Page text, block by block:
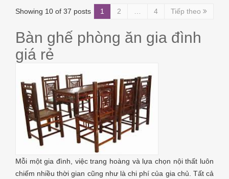
Showing 10 of 37 posts 1 2 4 Tiếp theo
Bàn ghế phòng ăn gia đình
giá rẻ
Mỗi một gia đình, việc trang hoàng và lựa chọn nội thất luôn
chiếm nhiều thời gian cũng như là chi phí của gia chủ. Tất cả